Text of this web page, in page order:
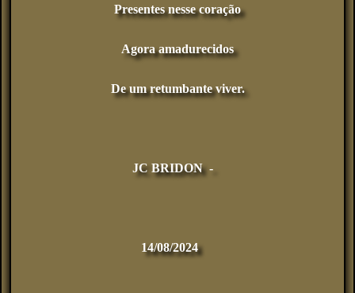
Presentes nesse coração
Agora amadurecidos
De um retumbante viver.
JC BRIDON -
14/08/2024